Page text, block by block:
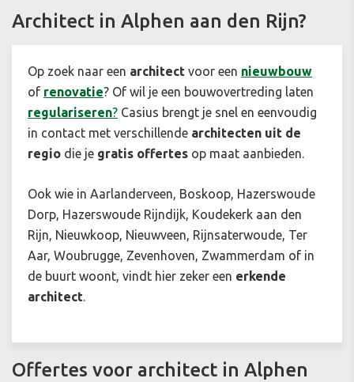
Architect in Alphen aan den Rijn?
Op zoek naar een architect voor een nieuwbouw
of renovatie? Of wil je een bouwovertreding laten
regulariseren? Casius brengt je snel en eenvoudig
in contact met verschillende architecten uit de
regio die je gratis offertes op maat aanbieden.
Ook wie in Aarlanderveen, Boskoop, Hazerswoude
Dorp, Hazerswoude Rijndijk, Koudekerk aan den
Rijn, Nieuwkoop, Nieuwveen, Rijnsaterwoude, Ter
Aar, Woubrugge, Zevenhoven, Zwammerdam of in
de buurt woont, vindt hier zeker een erkende
architect.
Offertes voor architect in Alphen